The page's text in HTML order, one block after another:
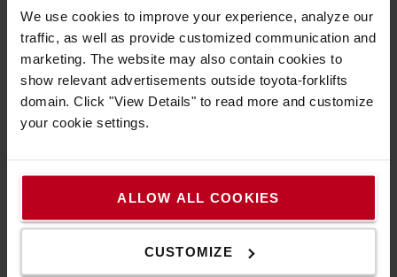
We use cookies to improve your experience, analyze our
traffic, as well as provide customized communication and
marketing. The website may also contain cookies to
show relevant advertisements outside toyota-forklifts
domain. Click "View Details" to read more and customize
your cookie settings.
ALLOW ALL COOKIES
CUSTOMIZE
Σταθεροποιητές
για ασφάλεια και σταθερότητα κατά τη λειτουργία.